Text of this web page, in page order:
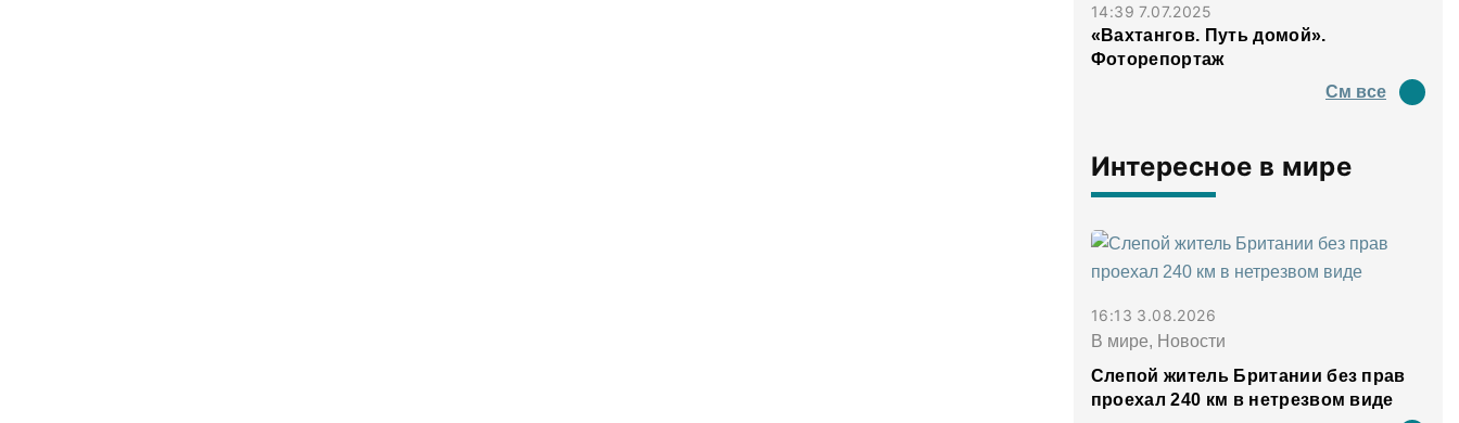
14:39 7.07.2025
«Вахтангов. Путь домой».
Фоторепортаж
См все
Интересное в мире
16:13 3.08.2026
В мире, Новости
Слепой житель Британии без прав
проехал 240 км в нетрезвом виде